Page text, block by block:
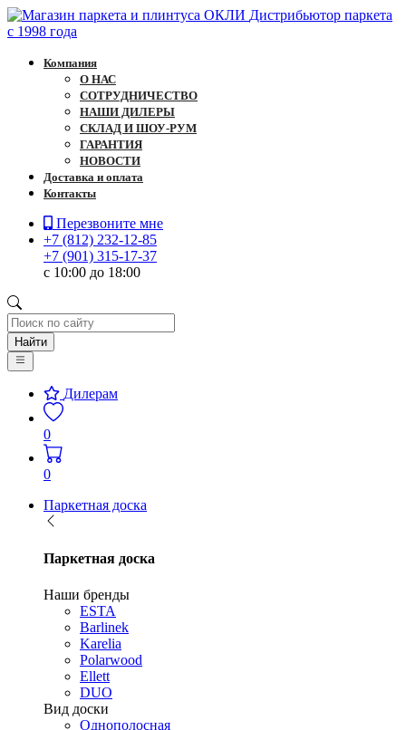
Дистрибьютор паркета
c 1998 года
Компания
О НАС
СОТРУДНИЧЕСТВО
НАШИ ДИЛЕРЫ
СКЛАД И ШОУ-РУМ
ГАРАНТИЯ
НОВОСТИ
Доставка и оплата
Контакты
Перезвоните мне
+7 (812) 232-12-85
+7 (901) 315-17-37
с 10:00 до 18:00
Найти
Дилерам
0
0
Паркетная доска
Паркетная доска
Наши бренды
ESTA
Barlinek
Karelia
Polarwood
Ellett
DUO
Вид доски
Однополосная